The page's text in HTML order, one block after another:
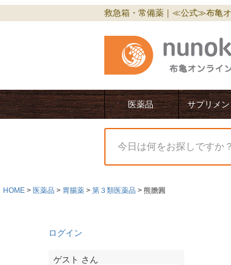
救急箱・常備薬｜≪公式≫布亀
医薬品 サプリメ
HOME 医薬品 胃腸薬 第３類医薬品 熊膽圓
ログイン
ゲスト さん